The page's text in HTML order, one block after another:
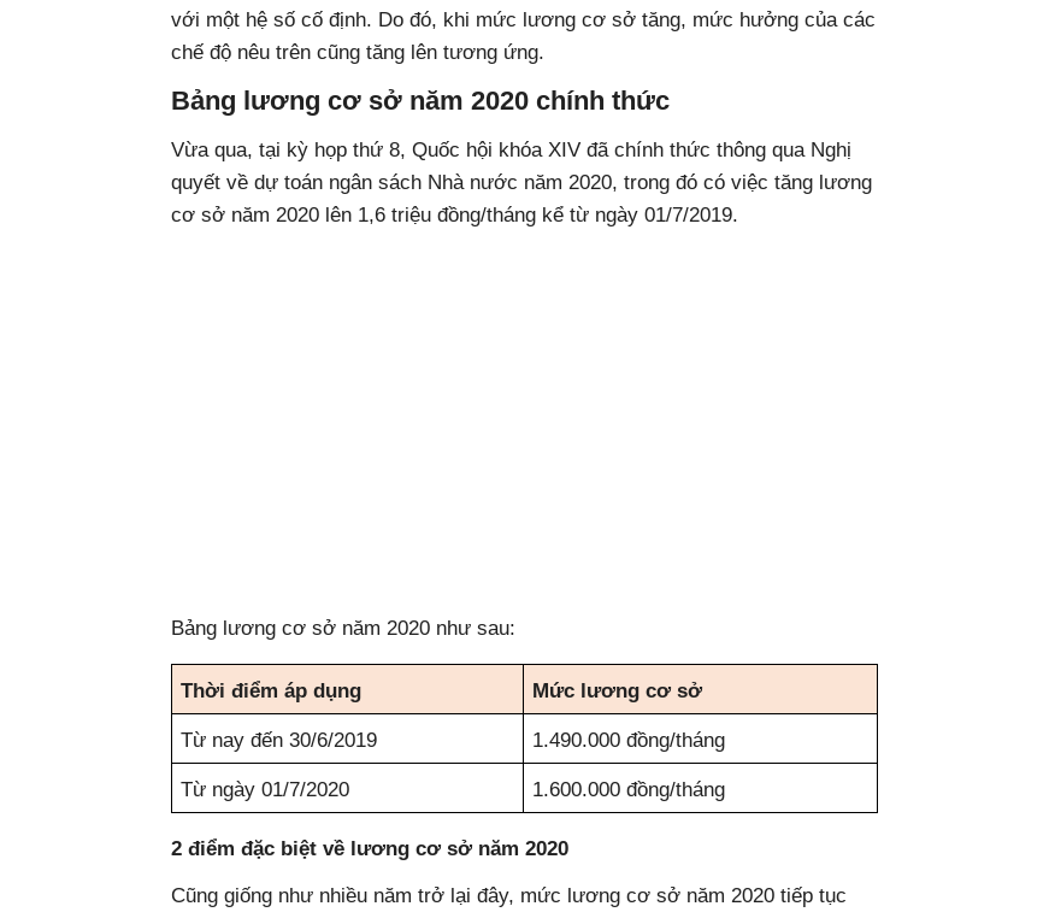
với một hệ số cố định. Do đó, khi mức lương cơ sở tăng, mức hưởng của các
chế độ nêu trên cũng tăng lên tương ứng.
Bảng lương cơ sở năm 2020 chính thức
Vừa qua, tại kỳ họp thứ 8, Quốc hội khóa XIV đã chính thức thông qua Nghị
quyết về dự toán ngân sách Nhà nước năm 2020, trong đó có việc tăng lương
cơ sở năm 2020 lên 1,6 triệu đồng/tháng kể từ ngày 01/7/2019.
Bảng lương cơ sở năm 2020 như sau:
Thời điểm áp dụng Mức lương cơ sở
Từ nay đến 30/6/2019 1.490.000 đồng/tháng
Từ ngày 01/7/2020 1.600.000 đồng/tháng
2 điểm đặc biệt về lương cơ sở năm 2020
Cũng giống như nhiều năm trở lại đây, mức lương cơ sở năm 2020 tiếp tục